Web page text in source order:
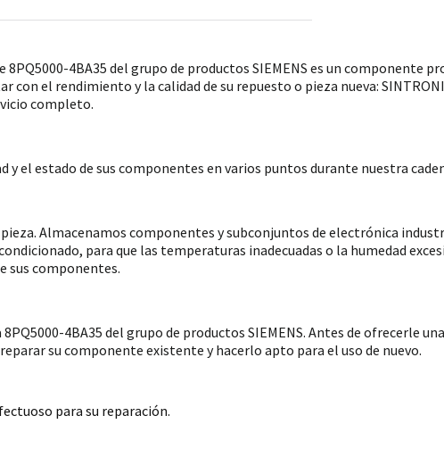
8PQ5000-4BA35 del grupo de productos SIEMENS es un componente
con el rendimiento y la calidad de su repuesto o pieza nueva:
completo.
y el estado de sus componentes en varios puntos durante nuestra
pieza. Almacenamos componentes y subconjuntos de electrónica
para que las temperaturas inadecuadas o la humedad
sus componentes.
4BA35 del grupo de productos SIEMENS. Antes de ofrecerle
su componente existente y hacerlo apto para el uso de nuevo.
para su reparación.